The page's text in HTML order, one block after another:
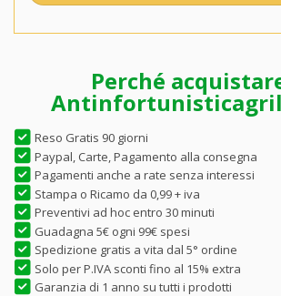
Perché
Reso Gratis 90 giorni
Paypal, Carte, Pagamento alla consegna
Pagamenti anche a rate senza interessi
Stampa o Ricamo da 0,99 + iva
Preventivi ad hoc entro 30 minuti
Guadagna 5€ ogni 99€ spesi
Spedizione gratis a vita dal 5° ordine
Solo per P.IVA sconti fino al 15% extra
Garanzia di 1 anno su tutti i prodotti